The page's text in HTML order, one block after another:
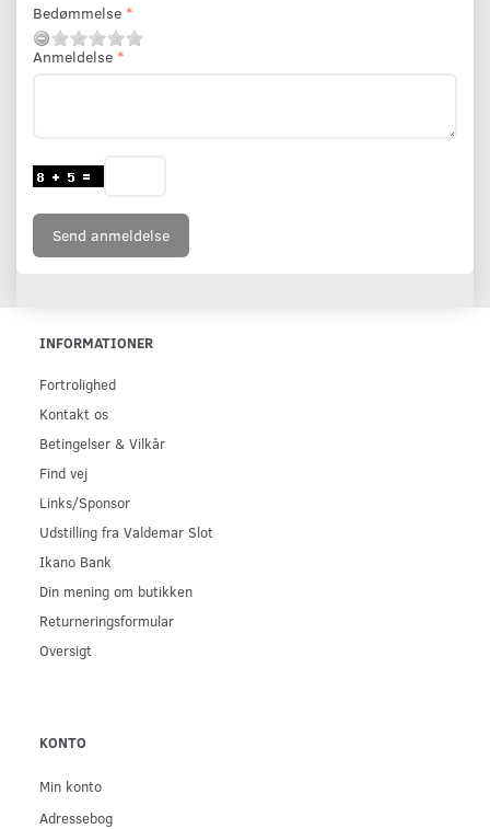
Bedømmelse
Anmeldelse
Send anmeldelse
INFORMATIONER
Fortrolighed
Kontakt os
Betingelser & Vilkår
Find vej
Links/Sponsor
Udstilling fra Valdemar Slot
Ikano Bank
Din mening om butikken
Returneringsformular
Oversigt
KONTO
Min konto
Adressebog